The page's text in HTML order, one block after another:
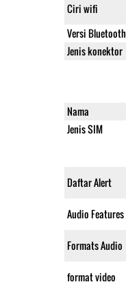
Ciri wifi
Versi Bluetooth
Jenis konektor
Nama
Jenis SIM
Daftar Alert
Audio Features
Formats Audio
format video